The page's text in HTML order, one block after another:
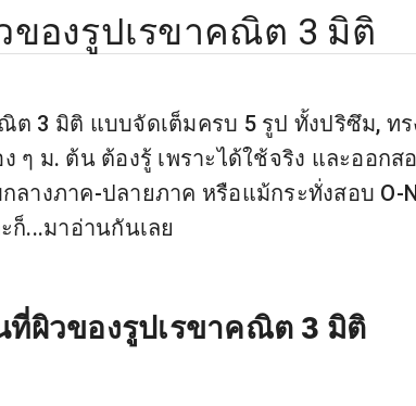
องรูปเรขาคณิต 3 มิติ
3 มิติ แบบจัดเต็มครบ 5 รูป ทั้งปริซึม, ทร
ๆ ม. ต้น ต้องรู้ เพราะได้ใช้จริง และออกส
างภาค-ปลายภาค หรือแม้กระทั่งสอบ O-
ก็...มาอ่านกันเลย
ผิวของรูปเรขาคณิต 3 มิติ